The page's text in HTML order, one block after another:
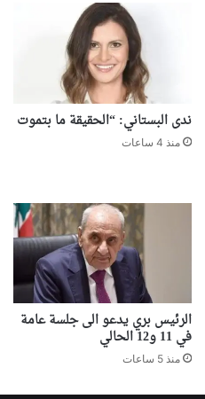
ندى البستاني: “الحقيقة ما بتموت
منذ 4 ساعات
الرئيس بري يدعو الى جلسة عامة
في 11 و12 الحالي
منذ 5 ساعات